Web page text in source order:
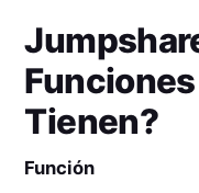
Tienen?
Función